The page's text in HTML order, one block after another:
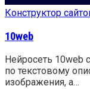
Конструктор
10web
Нейросеть 10web
по текстовому
изображения, а…